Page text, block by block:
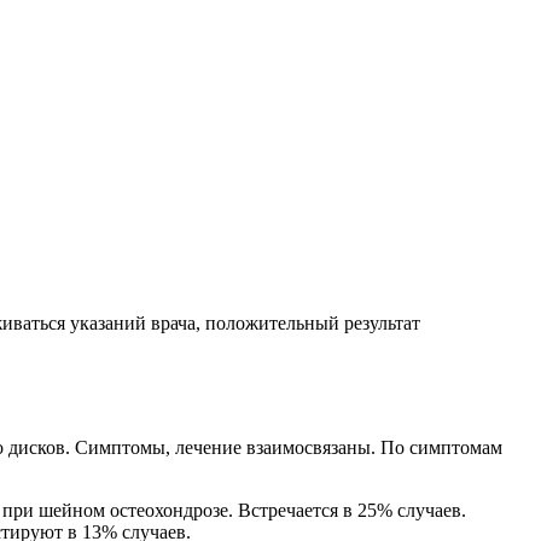
указаний врача, положительный результат
дисков. Симптомы, лечение взаимосвязаны. По симптомам
шейном остеохондрозе. Встречается в 25% случаев.
в 13% случаев.